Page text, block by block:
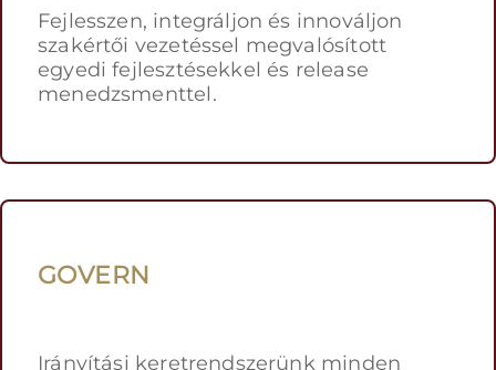
Fejlesszen, integráljon és innováljon
szakértői vezetéssel megvalósított
egyedi fejlesztésekkel és release
menedzsmenttel.
GOVERN
Irányítási keretrendszerünk minden